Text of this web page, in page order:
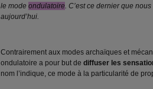
le mode ondulatoire. C’est ce dernier que
aujourd’hui.
Contrairement aux modes archaïques et
ondulatoire a pour but de diffuser les
nom l’indique, ce mode à la particularité de